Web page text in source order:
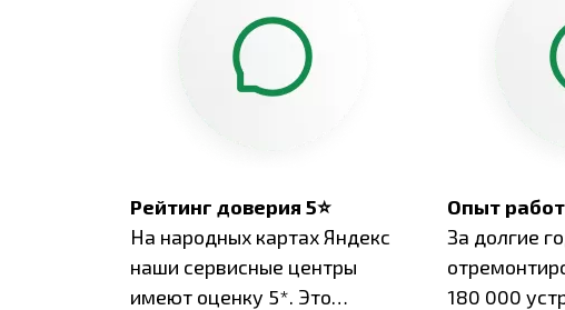
Рейтинг доверия 5⭐
На народных картах Яндекс
наши сервисные центры
имеют оценку 5*. Это
Опыт
За долгие
180 000